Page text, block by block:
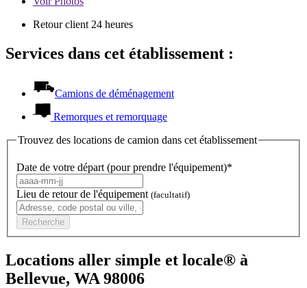
Retour client 24 heures
Services dans cet établissement :
Camions de déménagement
Remorques et remorquage
Trouvez des locations de camion dans cet établissement
Date de votre départ (pour prendre l'équipement)*
Lieu de retour de l'équipement (facultatif)
Recherche
Locations aller simple et locale® à
Bellevue, WA 98006